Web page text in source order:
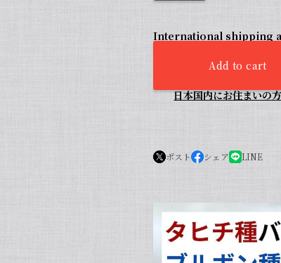
International shipping
Add to cart
日本国内にお住まいの
ポスト シェア LINE